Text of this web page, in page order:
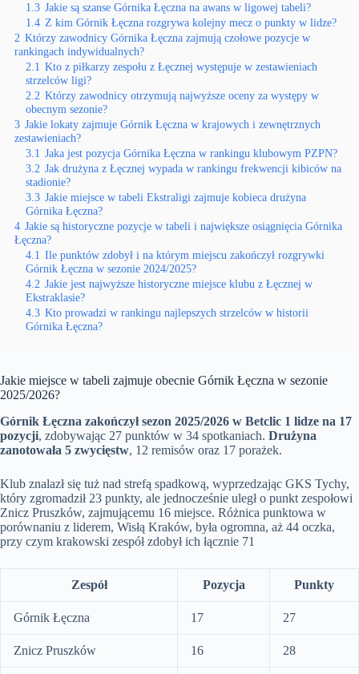
1.3 Jakie są szanse Górnika Łęczna na awans w ligowej tabeli?
1.4 Z kim Górnik Łęczna rozgrywa kolejny mecz o punkty w lidze?
2 Którzy zawodnicy Górnika Łęczna zajmują czołowe pozycje w
rankingach indywidualnych?
2.1 Kto z piłkarzy zespołu z Łęcznej występuje w zestawieniach
strzelców ligi?
2.2 Którzy zawodnicy otrzymują najwyższe oceny za występy w
obecnym sezonie?
3 Jakie lokaty zajmuje Górnik Łęczna w krajowych i zewnętrznych
zestawieniach?
3.1 Jaka jest pozycja Górnika Łęczna w rankingu klubowym PZPN?
3.2 Jak drużyna z Łęcznej wypada w rankingu frekwencji kibiców na
stadionie?
3.3 Jakie miejsce w tabeli Ekstraligi zajmuje kobieca drużyna
Górnika Łęczna?
4 Jakie są historyczne pozycje w tabeli i największe osiągnięcia Górnika
Łęczna?
4.1 Ile punktów zdobył i na którym miejscu zakończył rozgrywki
Górnik Łęczna w sezonie 2024/2025?
4.2 Jakie jest najwyższe historyczne miejsce klubu z Łęcznej w
Ekstraklasie?
4.3 Kto prowadzi w rankingu najlepszych strzelców w historii
Górnika Łęczna?
Jakie miejsce w tabeli zajmuje obecnie Górnik Łęczna w sezonie
2025/2026?
Górnik Łęczna zakończył sezon 2025/2026 w Betclic 1 lidze na 17
pozycji, zdobywając 27 punktów w 34 spotkaniach. Drużyna
zanotowała 5 zwycięstw, 12 remisów oraz 17 porażek.
Klub znalazł się tuż nad strefą spadkową, wyprzedzając GKS Tychy,
który zgromadził 23 punkty, ale jednocześnie uległ o punkt zespołowi
Znicz Pruszków, zajmującemu 16 miejsce. Różnica punktowa w
porównaniu z liderem, Wisłą Kraków, była ogromna, aż 44 oczka,
przy czym krakowski zespół zdobył ich łącznie 71
Zespół Pozycja Punkty
Górnik Łęczna 17 27
Znicz Pruszków 16 28